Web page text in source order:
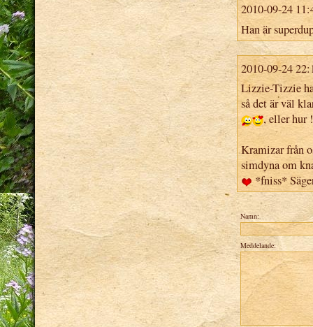
2010-09-24
Han är
2010-09-24
Lizzie-Tizzie
så det är väl
, eller hur
Kramizar från
simdyna om
*fniss*
Namn:
Meddelande: